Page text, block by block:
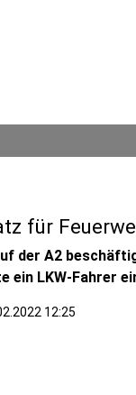
für
der A2
LKW-Fahrer
12:25